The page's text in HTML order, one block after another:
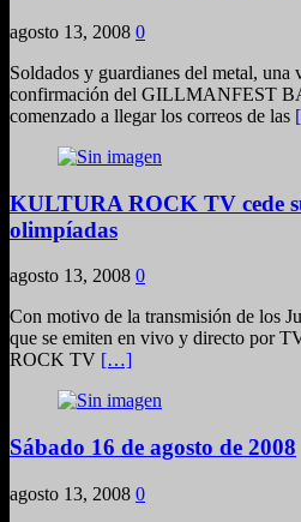
agosto 13, 2008 0
Soldados y guardianes del metal, una
confirmación del GILLMANFEST
comenzado a llegar los correos de las
KULTURA ROCK TV cede
olimpíadas
agosto 13, 2008 0
Con motivo de la transmisión de los
que se emiten en vivo y directo por
ROCK TV […]
Sábado 16 de agosto de 2008
agosto 13, 2008 0